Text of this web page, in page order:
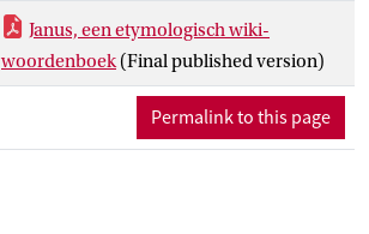
Janus, een etymologisch wiki-
woordenboek (Final published version)
Permalink to this page